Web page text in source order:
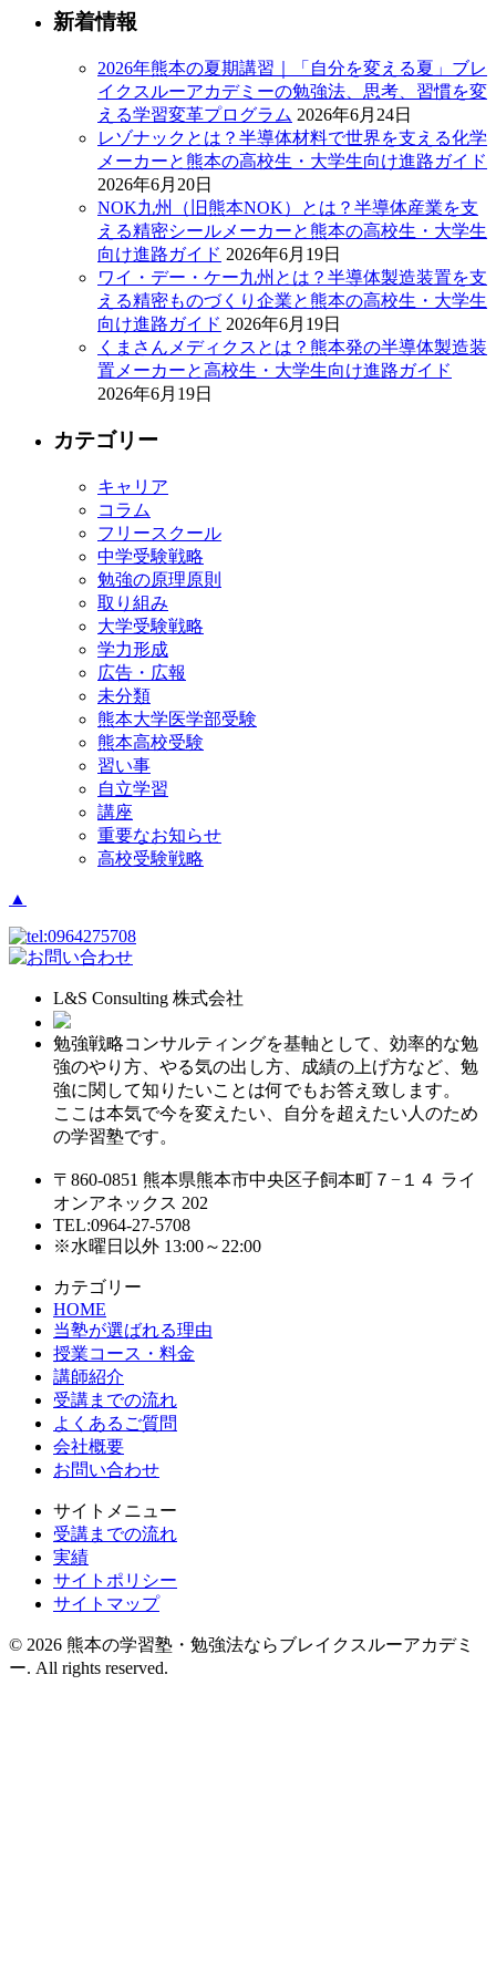
新着情報
2026年熊本の夏期講習｜「自分を変える夏」ブレ
イクスルーアカデミーの勉強法、思考、習慣を変
える学習変革プログラム 2026年6月24日
レゾナックとは？半導体材料で世界を支える化学
メーカーと熊本の高校生・大学生向け進路ガイド
2026年6月20日
NOK九州（旧熊本NOK）とは？半導体産業を支
える精密シールメーカーと熊本の高校生・大学生
向け進路ガイド 2026年6月19日
ワイ・デー・ケー九州とは？半導体製造装置を支
える精密ものづくり企業と熊本の高校生・大学生
向け進路ガイド 2026年6月19日
くまさんメディクスとは？熊本発の半導体製造装
置メーカーと高校生・大学生向け進路ガイド
2026年6月19日
カテゴリー
キャリア
コラム
フリースクール
中学受験戦略
勉強の原理原則
取り組み
大学受験戦略
学力形成
広告・広報
未分類
熊本大学医学部受験
熊本高校受験
習い事
自立学習
講座
重要なお知らせ
高校受験戦略
▲
L&S Consulting 株式会社
勉強戦略コンサルティングを基軸として、効率的な勉
強のやり方、やる気の出し方、成績の上げ方など、勉
強に関して知りたいことは何でもお答え致します。
ここは本気で今を変えたい、自分を超えたい人のため
の学習塾です。
〒860-0851 熊本県熊本市中央区子飼本町７−１４ ライ
オンアネックス 202
TEL:0964-27-5708
※水曜日以外 13:00～22:00
カテゴリー
HOME
当塾が選ばれる理由
授業コース・料金
講師紹介
受講までの流れ
よくあるご質問
会社概要
お問い合わせ
サイトメニュー
受講までの流れ
実績
サイトポリシー
サイトマップ
© 2026 熊本の学習塾・勉強法ならブレイクスルーアカデミ
ー. All rights reserved.